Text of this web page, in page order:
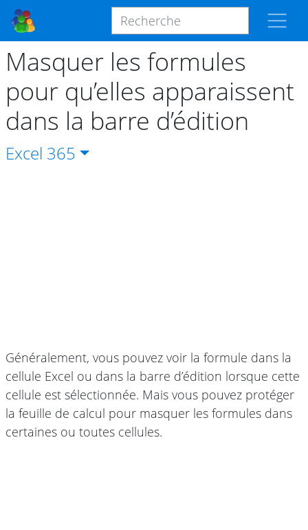
Masquer les formules
pour qu’elles apparaissent
dans la barre d’édition
Excel 365
Généralement, vous pouvez voir la formule dans la
cellule Excel ou dans la barre d’édition lorsque cette
cellule est sélectionnée. Mais vous pouvez protéger
la feuille de calcul pour masquer les formules dans
certaines ou toutes cellules.